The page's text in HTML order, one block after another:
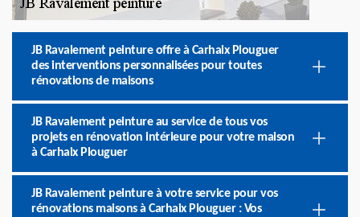
JB Ravalement peinture offre à Carhaix Plouguer
des interventions personnalisées pour toutes
rénovations de maisons
JB Ravalement peinture au service de tous vos
projets en rénovation intérieure pour votre maison
à Carhaix Plouguer
JB Ravalement peinture à votre service pour vos
rénovations maisons à Carhaix Plouguer : Vos